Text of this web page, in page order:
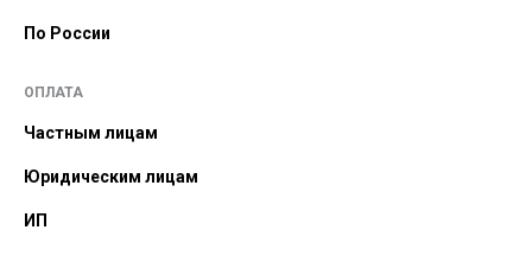
По России
ОПЛАТА
Частным лицам
Юридическим лицам
ИП